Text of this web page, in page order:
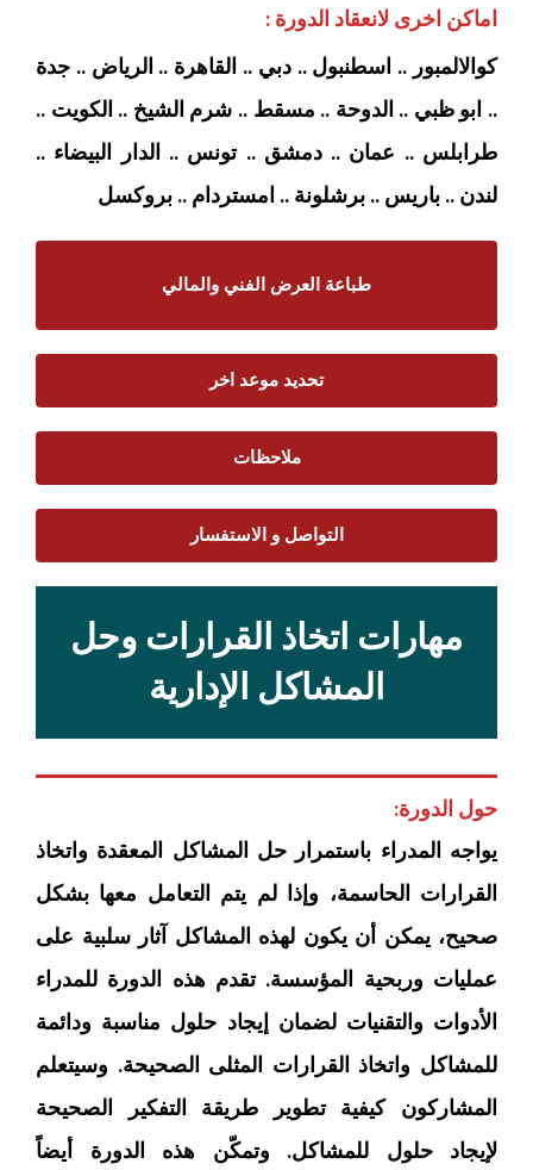
اماكن اخرى لانعقاد الدورة :
كوالالمبور .. اسطنبول .. دبي .. القاهرة .. الرياض .. جدة
.. ابو ظبي .. الدوحة .. مسقط .. شرم الشيخ .. الكويت ..
طرابلس .. عمان .. دمشق .. تونس .. الدار البيضاء ..
لندن .. باريس .. برشلونة .. امستردام .. بروكسل
طباعة العرض الفني والمالي
تحديد موعد اخر
ملاحظات
التواصل و الاستفسار
مهارات اتخاذ القرارات وحل
المشاكل الإدارية
حول الدورة:
يواجه المدراء باستمرار حل المشاكل المعقدة واتخاذ
القرارات الحاسمة، وإذا لم يتم التعامل معها بشكل
صحيح، يمكن أن يكون لهذه المشاكل آثار سلبية على
عمليات وربحية المؤسسة. تقدم هذه الدورة للمدراء
الأدوات والتقنيات لضمان إيجاد حلول مناسبة ودائمة
للمشاكل واتخاذ القرارات المثلى الصحيحة. وسيتعلم
المشاركون كيفية تطوير طريقة التفكير الصحيحة
لإيجاد حلول للمشاكل. وتمكّن هذه الدورة أيضاً